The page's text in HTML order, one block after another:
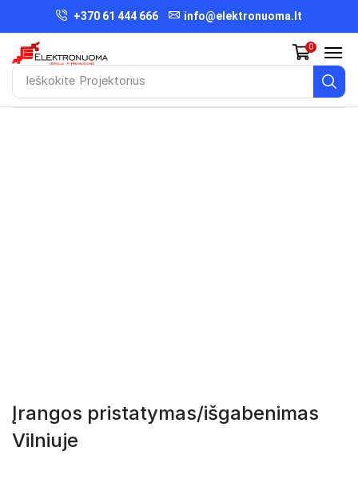
+370 61 444 666 info@elektronuoma.lt
Ieškokite Projektorius
0
Įrangos pristatymas/išgabenimas
Vilniuje